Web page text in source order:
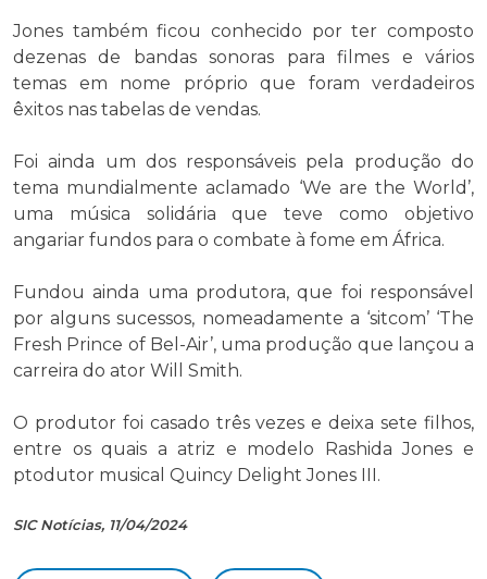
Jones também ficou conhecido por ter composto
dezenas de bandas sonoras para filmes e vários
temas em nome próprio que foram verdadeiros
êxitos nas tabelas de vendas.
Foi ainda um dos responsáveis pela produção do
tema mundialmente aclamado ‘We are the World’,
uma música solidária que teve como objetivo
angariar fundos para o combate à fome em África.
Fundou ainda uma produtora, que foi responsável
por alguns sucessos, nomeadamente a ‘sitcom’ ‘The
Fresh Prince of Bel-Air’, uma produção que lançou a
carreira do ator Will Smith.
O produtor foi casado três vezes e deixa sete filhos,
entre os quais a atriz e modelo Rashida Jones e
ptodutor musical Quincy Delight Jones III.
SIC Notícias, 11/04/2024